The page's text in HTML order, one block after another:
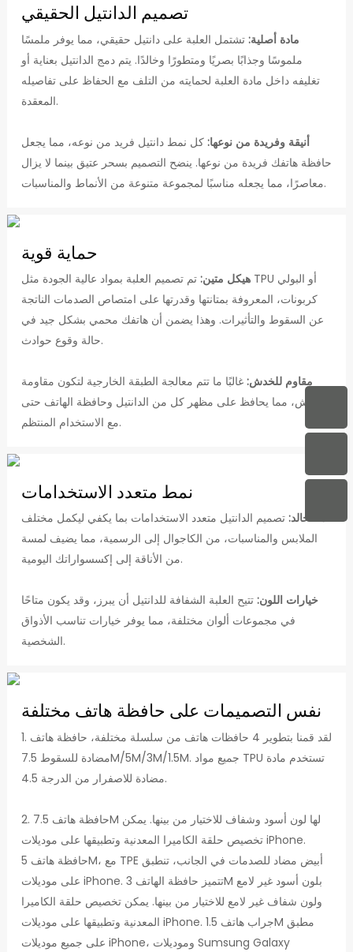
تصميم الدانتيل الحقيقي
مادة أصلية:تشتمل العلبة على دانتيل حقيقي، مما يوفر ملمسًا
ملموسًا وجذابًا بصريًا ومتطورًا وخالدًا. يتم دمج الدانتيل بعناية أو
تغليفه داخل مادة العلبة لحمايته من التلف مع الحفاظ على تفاصيله
المعقدة.
أنيقة وفريدة من نوعها:كل نمط دانتيل فريد من نوعه، مما يجعل
حافظة هاتفك فريدة من نوعها. ينضح التصميم بسحر عتيق بينما لا يزال
معاصرًا، مما يجعله مناسبًا لمجموعة متنوعة من الأنماط والمناسبات.
حماية قوية
هيكل متين:تم تصميم العلبة بمواد عالية الجودة مثل TPU أو البولي
كربونات، المعروفة بمتانتها وقدرتها على امتصاص الصدمات الناتجة
عن السقوط والتأثيرات. وهذا يضمن أن هاتفك محمي بشكل جيد في
حالة وقوع حوادث.
مقاوم للخدش:غالبًا ما تتم معالجة الطبقة الخارجية لتكون مقاومة
للخدش، مما يحافظ على مظهر كل من الدانتيل وحافظة الهاتف حتى
مع الاستخدام المنتظم.
نمط متعدد الاستخدامات
نداء خالد:تصميم الدانتيل متعدد الاستخدامات بما يكفي ليكمل مختلف
الملابس والمناسبات، من الكاجوال إلى الرسمية، مما يضيف لمسة
من الأناقة إلى إكسسواراتك اليومية.
خيارات اللون:تتيح العلبة الشفافة للدانتيل أن يبرز، وقد يكون متاحًا
في مجموعات ألوان مختلفة، مما يوفر خيارات تناسب الأذواق
الشخصية.
نفس التصميمات على حافظة هاتف مختلفة
1. لقد قمنا بتطوير 4 حافظات هاتف من سلسلة مختلفة، حافظة هاتف
مضادة للسقوط 7.5M/5M/3M/1.5M. جميع مواد TPU تستخدم مادة
مضادة للاصفرار من الدرجة 4.5.
2. حافظة هاتف 7.5M لها لون أسود وشفاف للاختيار من بينها. يمكن
تخصيص حلقة الكاميرا المعدنية وتطبيقها على موديلات iPhone.
حافظة هاتف 5M، مع TPE أبيض مضاد للصدمات في الجانب، تنطبق
على موديلات iPhone. تتميز حافظة الهاتف 3M بلون أسود غير لامع
ولون شفاف غير لامع للاختيار من بينها. يمكن تخصيص حلقة الكاميرا
المعدنية وتطبيقها على موديلات iPhone. جراب هاتف 1.5M مطبق
على جميع موديلات iPhone، وموديلات Sumsung Galaxy